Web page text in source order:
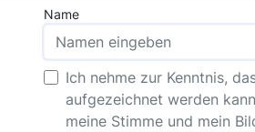
Name
Ich nehme zur Kenntnis,
aufgezeichnet werden
meine Stimme und mein